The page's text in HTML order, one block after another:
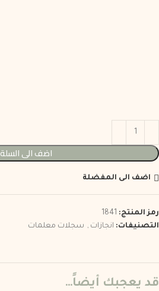
اضف الى السلة
اضف الى المفضلة
رمز المنتج: 1841
التصنيفات: انجازات , سجلات معلمات
قد يعجبك أيضاً…